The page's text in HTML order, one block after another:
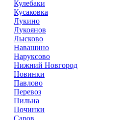
Кулебаки
Кусаковка
Лукино
Лукоянов
Лысково
Навашино
Наруксово
Нижний Новгород
Новинки
Павлово
Перевоз
Пильна
Починки
Саров